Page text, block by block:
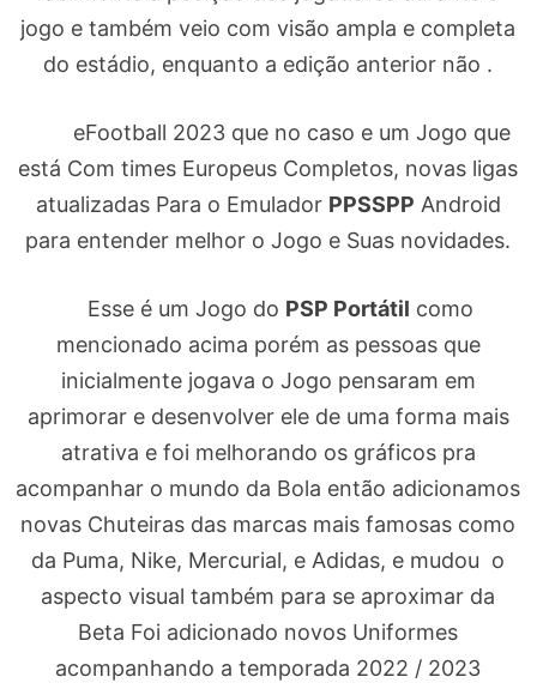
jogo e também veio com visão ampla e completa
do estádio, enquanto a edição anterior não .
eFootball 2023 que no caso e um Jogo que
está Com times Europeus Completos, novas ligas
atualizadas Para o Emulador PPSSPP Android
para entender melhor o Jogo e Suas novidades.
Esse é um Jogo do PSP Portátil como
mencionado acima porém as pessoas que
inicialmente jogava o Jogo pensaram em
aprimorar e desenvolver ele de uma forma mais
atrativa e foi melhorando os gráficos pra
acompanhar o mundo da Bola então adicionamos
novas Chuteiras das marcas mais famosas como
da Puma, Nike, Mercurial, e Adidas, e mudou o
aspecto visual também para se aproximar da
Beta Foi adicionado novos Uniformes
acompanhando a temporada 2022 / 2023